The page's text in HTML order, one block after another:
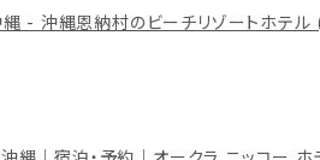
縄 - 沖縄恩納村のビーチリゾートホテル